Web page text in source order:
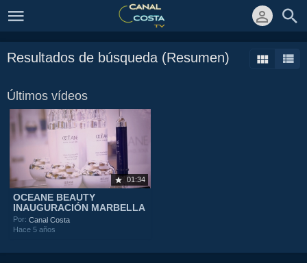
Resultados de búsqueda (Resumen)
Últimos vídeos
01:34
OCEANE BEAUTY
INAUGURACIÓN MARBELLA
Por:Canal Costa
Hace 5 años